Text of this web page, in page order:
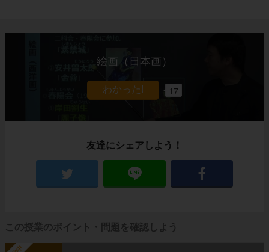
絵画（日本画）
17
友達にシェアしよう！
この授業のポイント・問題を確認しよう